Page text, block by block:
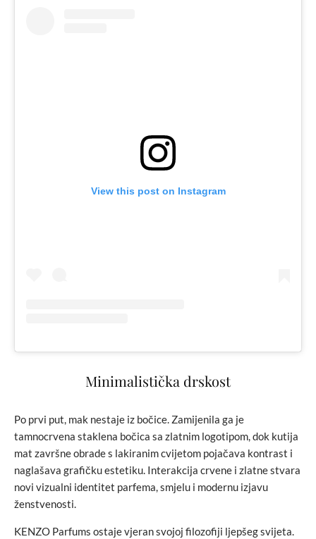
View this post on Instagram
Minimalistička drskost
Po prvi put, mak nestaje iz bočice. Zamijenila ga je
tamnocrvena staklena bočica sa zlatnim logotipom, dok kutija
mat završne obrade s lakiranim cvijetom pojačava kontrast i
naglašava grafičku estetiku. Interakcija crvene i zlatne stvara
novi vizualni identitet parfema, smjelu i modernu izjavu
ženstvenosti.
KENZO Parfums ostaje vjeran svojoj filozofiji ljepšeg svijeta.